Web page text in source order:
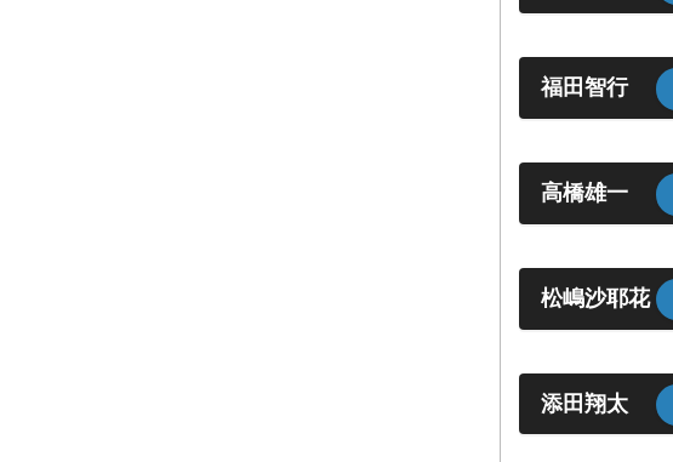
福田智行
高橋雄一
松嶋沙耶花
添田翔太